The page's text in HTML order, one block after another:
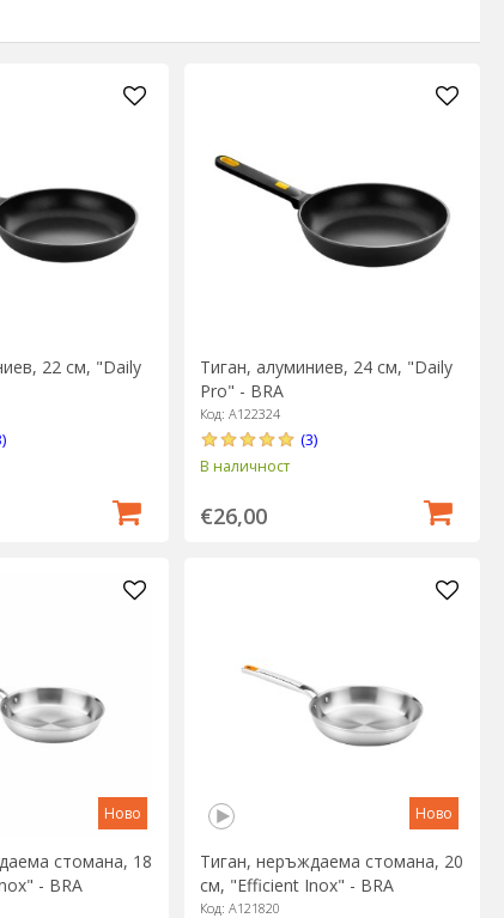
22 см, "Daily
Тиган, алуминиев, 24 см, "Daily
Pro" - BRA
Код: A122324
(3)
В наличност
€26,00
Ново
стомана, 18
- BRA
Ново
Тиган, неръждаема стомана, 20
см, "Efficient Inox" - BRA
Код: A121820